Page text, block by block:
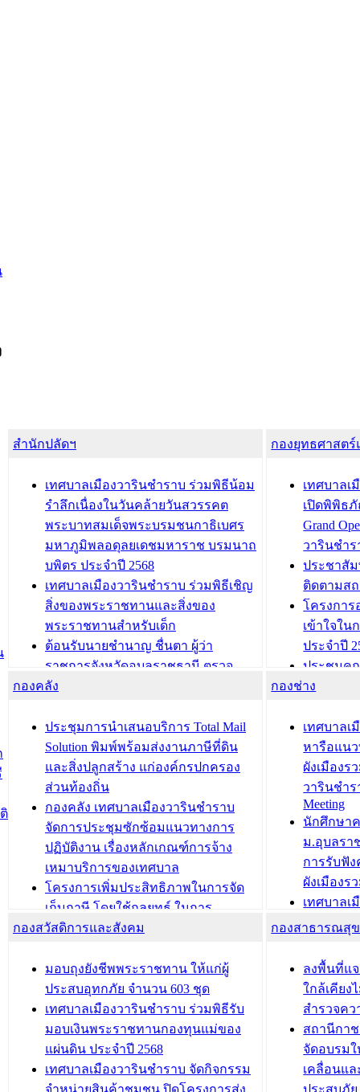
สำนักปลัดฯ
เทศบาลเมืองวารินชำราบ ร่วมพิธีน้อม
รำลึกเนื่องในวันคล้ายวันสวรรคต
พระบาทสมเด็จพระบรมชนกาธิเบศร
มหาภูมิพลอดุลยเดชมหาราช บรมนาถ
บพิตร ประจำปี 2568
เทศบาลเมืองวารินชำราบ ร่วมพิธีเชิญ
สิ่งของพระราชทานและสิ่งของ
พระราชทานสำหรับเด็ก
ต้อนรับนายชำนาญ ชื่นตา ผู้ว่า
ราชการจังหวัดอุบลราชธานี ตรวจ
ความเรียบร้อยของสถานที่ในการเตรี
องคมนตรี
สำนักทะเบียนท้องถิ่นเทศบาลเมือง
วารินชำราบ ดำเนินการมอบทะเบียน
บ้าน ทร.14 และบัตรประจำตัว
ประชาชนบุคคลประเภท 8 แก่บุคคลที่
ได้รับการเพิ่มชื่อในทะเบียนบ้าน
(ท.ร.14) กรณีคนไม่มีสัญชาติไทยได้รับ
อนุญาตให้มีถิ่นที่อยู่
ประชุมคณะกรรมการประเมินผลการ
ควบคุมภายในของ สำนัก/กอง/
โรงเรียน/ศูนย์พัฒนาเด็กเล็ก/สถานธนา
บทความ อื่นๆ ...
กองยุทธศาสต
เทศบาลเ
เปิดพิพิธภั
Grand
วารินชำร
ประชาสัม
ติดตามส
โครงกา
เข้าใจใน
ประจำปี
ประชุมค
ความเสี่ย
ประชุมที
ชีวา สร้า
ขับเคลื่อน
“เมืองแห่
บทความ อื่นๆ ...
กองคลัง
ประชุมการนำเสนอบริการ Total Mail
Solution พิมพ์พร้อมส่งงานภาษีที่ดิน
และสิ่งปลูกสร้าง แก่องค์กรปกครอง
ส่วนท้องถิ่น
กองคลัง เทศบาลเมืองวารินชำราบ
จัดการประชุมซักซ้อมแนวทางการ
ปฏิบัติงาน เรื่องหลักเกณฑ์การจ้าง
เหมาบริการของเทศบาล
โครงการเพิ่มประสิทธิภาพในการจัด
เก็บภาษี โดยใช้กลยุทธ์ ในการ
พัฒนาการจัดเก็บรายได้ ประจำปี พ.ศ.
เทศบาลเมืองวารินชำราบ ร่วมการ
ประชุมวิชาการระดับนานาชาติและ
นิทรรศการด้านนวัตกรรมท้องถิ่น 2568
และรับรางวัลทีมนักวิจัยดีเด่นจาก
นวัตกรรมโครงการทะเบียนภาษีป้าย
ประชุมผู้เช่าอาคารพาณิชย์ บริเวณ
ถนนเกษมสุขและถนนประทุมเทพภักดี
กองช่าง
เทศบาลเ
หารือแน
ผังเมืองร
วารินชำร
Meeting
นักศึกษา
ม.อุบลรา
การรับฟั
ผังเมืองร
เทศบาลเ
โครงการ
เทศบาล
รับฟังคว
ผังเมือง
วารินชำ
เทศบาล
ซักซ้อมแ
ประโยช
กองสวัสดิการและสังคม
มอบถุงยังชีพพระราชทาน ให้แก่ผู้
ประสบอุทกภัย จำนวน 603 ชุด
เทศบาลเมืองวารินชำราบ ร่วมพิธีรับ
มอบเงินพระราชทานกองทุนแม่ของ
แผ่นดิน ประจำปี 2568
เทศบาลเมืองวารินชำราบ จัดกิจกรรม
จำหน่ายสินค้าชุมชน ปิดโครงการส่ง
กองสาธารณสุ
ลงพื้นที่แ
ใกล้เคียง
สำรวจค
สถานีกา
จัดอบรม
เคลื่อนแ
ประสบภั